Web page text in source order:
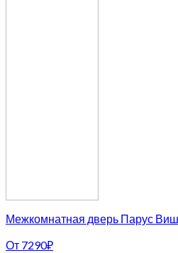
Межкомнатная дверь Парус
От 7290₽